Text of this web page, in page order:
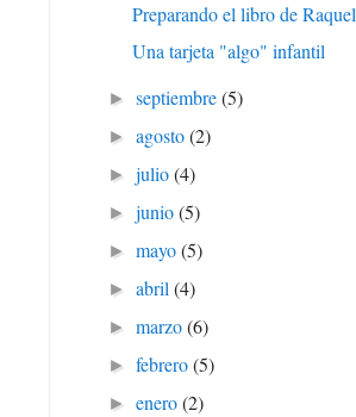
Preparando el libro de Raquel
Una tarjeta "algo" infantil
►septiembre(5)
►agosto(2)
►julio(4)
►junio(5)
►mayo(5)
►abril(4)
►marzo(6)
►febrero(5)
►enero(2)